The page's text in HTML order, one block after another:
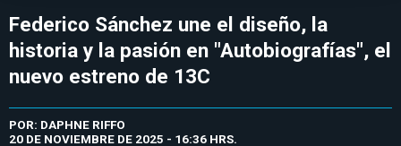
Federico Sánchez une el diseño, la
historia y la pasión en "Autobiografías", el
nuevo estreno de 13C
POR: DAPHNE RIFFO
20 DE NOVIEMBRE DE 2025 - 16:36 HRS.